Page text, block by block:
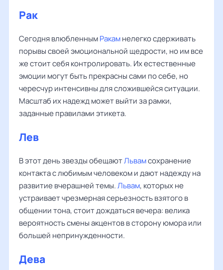
Рак
Сегодня влюбленнымРакамнелегко сдерживать
порывы своей эмоциональной щедрости, но им все
же стоит себя контролировать. Их естественные
эмоции могут быть прекрасны сами по себе, но
чересчур интенсивны для сложившейся ситуации.
Масштаб их надежд может выйти за рамки,
заданные правилами этикета.
Лев
В этот день звезды обещаютЛьвамсохранение
контакта с любимым человеком и дают надежду на
развитие вчерашней темы.Львам, которых не
устраивает чрезмерная серьезность взятого в
общении тона, стоит дождаться вечера: велика
вероятность смены акцентов в сторону юмора или
большей непринужденности.
Дева